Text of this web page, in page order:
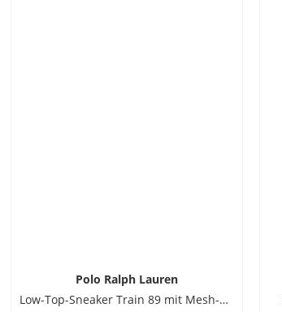
Polo Ralph Lauren
Low-Top-Sneaker Train 89 mit Mesh-Einsätzen und Pony-Stickerei